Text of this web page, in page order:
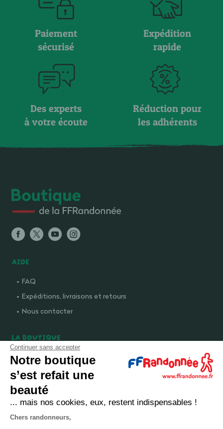
Paiement
sécurisé
Expédition
rapide
Des experts
à votre écoute
Réduction pour
les adhérents
AIDE
FAQ
Expéditions, livraisons et retours
Nous contacter
LA BOUTIQUE
Qui sommes-nous ?
Comment devenir adhérent ?
Mentions légales
CGV et politique de confidentialité
Cookies
Continuer sans accepter
Notre boutique
s’est refait une
beauté
... mais nos cookies, eux, restent indispensables !
Chers randonneurs,